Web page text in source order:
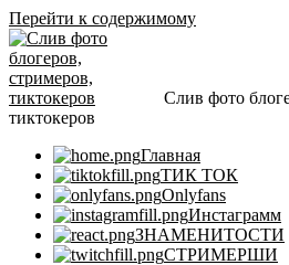
Перейти к содержимому
Слив фото
тиктокеров
Главная
ТИК ТОК
Onlyfans
Инстаграмм
ЗНАМЕНИТОСТИ
СТРИМЕРШИ